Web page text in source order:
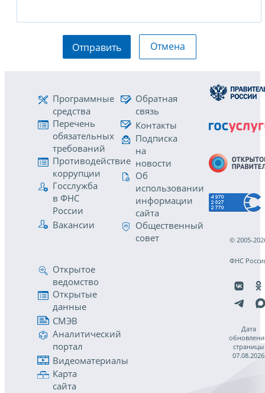
Отправить Отмена
Программные
средства
Перечень
обязательных
требований
Противодействие
коррупции
Госслужба
в ФНС
России
Вакансии
Обратная
связь
Контакты
Подписка
на
новости
Об
использовании
информации
сайта
Общественный
совет
Открытое
ведомство
Открытые
данные
СМЭВ
Аналитический
портал
Видеоматериалы
Карта
сайта
© 2005-
ФНС
Дата
страницы
07.08.2026